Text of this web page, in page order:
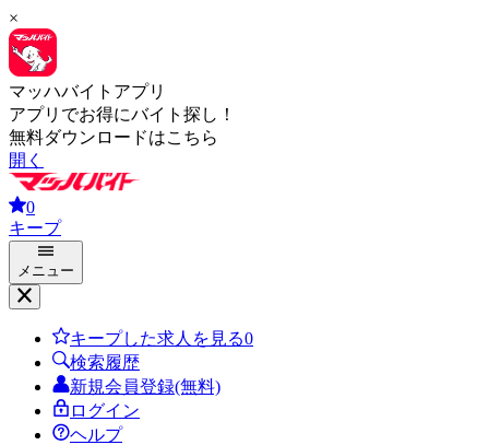
×
マッハバイトアプリ
アプリでお得にバイト探し！
無料ダウンロードはこちら
開く
0
キープ
メニュー
キープした求人を見る0
検索履歴
新規会員登録(無料)
ログイン
ヘルプ